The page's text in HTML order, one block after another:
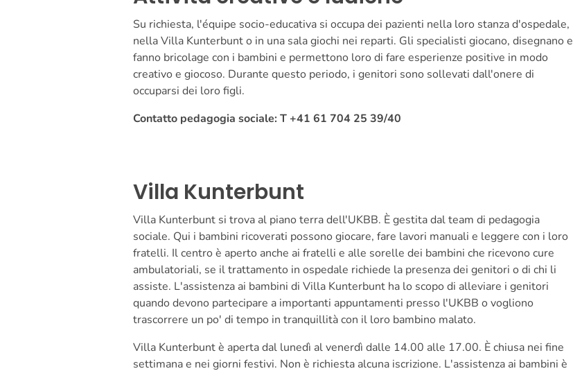
Su richiesta, l'équipe socio-educativa si occupa dei pazienti nella loro stanza d'ospedale,
nella Villa Kunterbunt o in una sala giochi nei reparti. Gli specialisti giocano, disegnano e
fanno bricolage con i bambini e permettono loro di fare esperienze positive in modo
creativo e giocoso. Durante questo periodo, i genitori sono sollevati dall'onere di
occuparsi dei loro figli.
Contatto pedagogia sociale: T +41 61 704 25 39/40
Villa Kunterbunt
Villa Kunterbunt si trova al piano terra dell'UKBB. È gestita dal team di pedagogia
sociale. Qui i bambini ricoverati possono giocare, fare lavori manuali e leggere con i loro
fratelli. Il centro è aperto anche ai fratelli e alle sorelle dei bambini che ricevono cure
ambulatoriali, se il trattamento in ospedale richiede la presenza dei genitori o di chi li
assiste. L'assistenza ai bambini di Villa Kunterbunt ha lo scopo di alleviare i genitori
quando devono partecipare a importanti appuntamenti presso l'UKBB o vogliono
trascorrere un po' di tempo in tranquillità con il loro bambino malato.
Villa Kunterbunt è aperta dal lunedì al venerdì dalle 14.00 alle 17.00. È chiusa nei fine
settimana e nei giorni festivi. Non è richiesta alcuna iscrizione. L'assistenza ai bambini è